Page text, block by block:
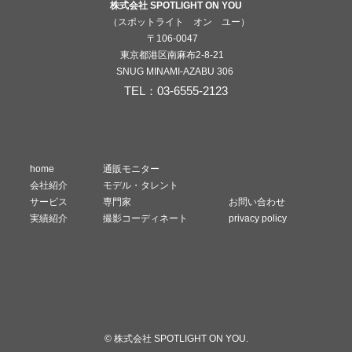
株式会社 SPOTLIGHT ON YOU
（スポットライト オン ユー）
〒106-0047
東京都港区南麻布2-8-21
SNUG MINAMI-AZABU 306
TEL：03-6555-2123
home
会社紹介
サービス
実績紹介
通販モニター
モデル・タレント
専門家
撮影コーディネート
お問い合わせ
privacy policy
©株式会社 SPOTLIGHT ON YOU.